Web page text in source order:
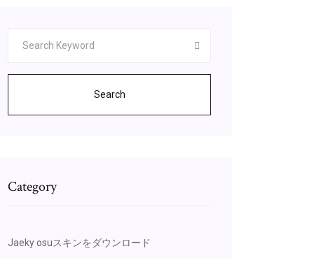
Search
Category
Jaeky osuスキンをダウンロード